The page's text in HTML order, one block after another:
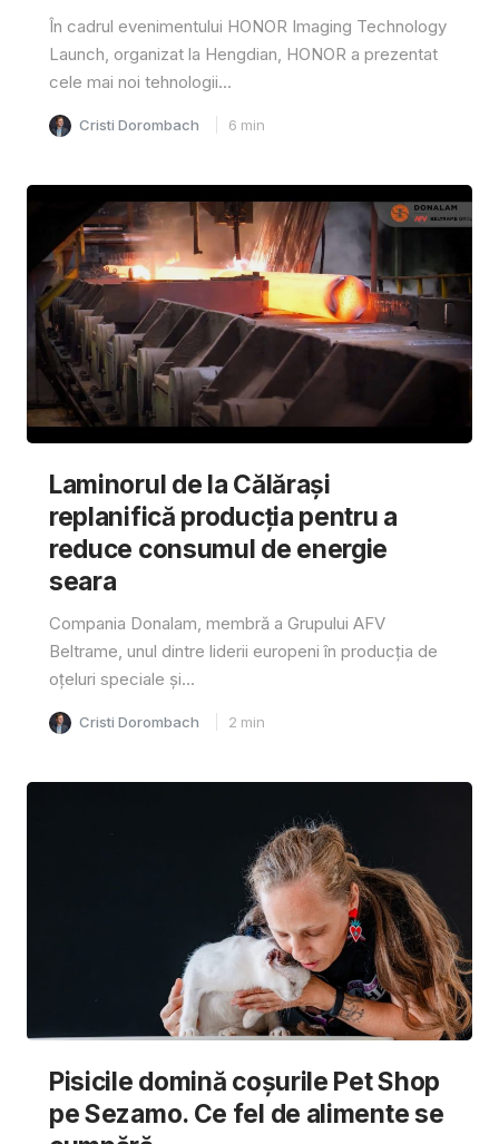
În cadrul evenimentului HONOR Imaging Technology
Launch, organizat la Hengdian, HONOR a prezentat
cele mai noi tehnologii...
Cristi Dorombach 6 min
Laminorul de la Călărași
replanifică producția pentru a
reduce consumul de energie
seara
Compania Donalam, membră a Grupului AFV
Beltrame, unul dintre liderii europeni în producția de
oțeluri speciale și...
Cristi Dorombach 2 min
Pisicile domină coșurile Pet Shop
pe Sezamo. Ce fel de alimente se